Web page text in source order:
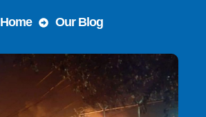
Home Our Blog